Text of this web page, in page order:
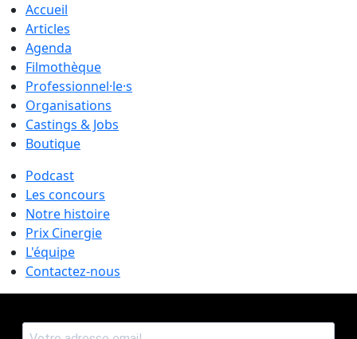
Accueil
Articles
Agenda
Filmothèque
Professionnel·le·s
Organisations
Castings & Jobs
Boutique
Podcast
Les concours
Notre histoire
Prix Cinergie
L'équipe
Contactez-nous